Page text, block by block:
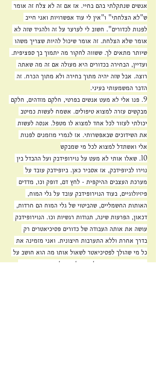
אנשים שנתקלתי בהם בחיי. אז אם זה לא צלח זה אומר
ש"לא הצלחתי" ו"אין לי עוד אפשרויות ואני חייב
לפנות לכדורים". חשוב לי לערער על זה ולהגיד שזה לא
אומר שלא הצלחת. זה אומר שיכול להיות שצריך משהו
שיותר מתאים לך. ששווה לחקור מה יתמוך בך ספציפית.
ועדיין, הבחירה בכדורים היא מעולה אם זה מה שאתה
רוצה. אבל שזה יהיה מתוך בחירה ולא מתוך הכרח. זה
הדבר המשמעותי בעיני.
9. פנו אלי לא מעט אנשים בפרטי, חלקם מזדהים, חלקם
מבקשים עזרה למצוא טיפולים. אשמח לעשות כמיטב
יכולתי לעזור לכל אחד למצוא לו מטפל. אנסה לעשות
את השידוכים שבאפשרותי. אז לגמרי מוזמנים לפנות
אלי ואשתדל למצוא לכל מי שמבקש
10. שאלו אותי לא מעט על נוירופידבק ועל ההבדל בין
נוירו לביופידבק, אז אסביר כאן. ביופידבק עובד על
מערכת העצבים ההיקפית - לחץ דם, דופק וכו, מדדים
פיזיולוגיים, בעוד הנוירופידבק עובד על גלי המוח,
האותות החשמליים, שהביטוי של גלי המוח הם חרדות,
דכאון, הפרעות שינה, תנודות רגשיות וכו. הנוירופידבק
עושה את אותה העבודה של כדורים פסיכיאטרים רק
בדרך אחרת וללא התערבות חיצונית. ואני מזמינה את
כל מי שהולך לפסיכיאטר לשאול אותו מה הוא חושב על
נוירופידבק. עד כה, כל מטופל ששאל את הפסיכיאטר